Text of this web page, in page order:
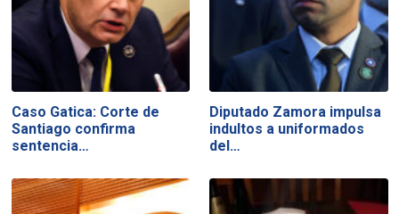
Caso Gatica: Corte de
Santiago confirma
sentencia…
Diputado Zamora impulsa
indultos a uniformados
del…